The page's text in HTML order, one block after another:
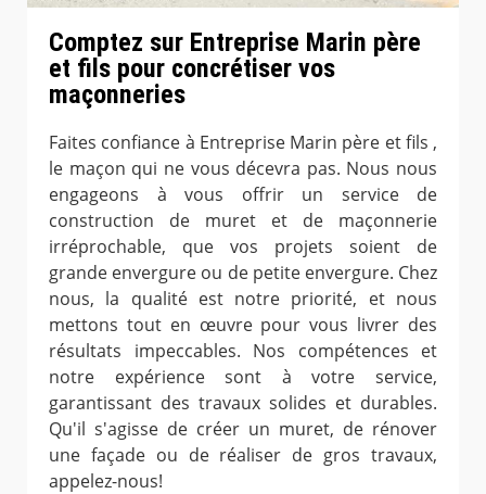
Comptez sur Entreprise Marin père
et fils pour concrétiser vos
maçonneries
Faites confiance à Entreprise Marin père et fils ,
le maçon qui ne vous décevra pas. Nous nous
engageons à vous offrir un service de
construction de muret et de maçonnerie
irréprochable, que vos projets soient de
grande envergure ou de petite envergure. Chez
nous, la qualité est notre priorité, et nous
mettons tout en œuvre pour vous livrer des
résultats impeccables. Nos compétences et
notre expérience sont à votre service,
garantissant des travaux solides et durables.
Qu'il s'agisse de créer un muret, de rénover
une façade ou de réaliser de gros travaux,
appelez-nous!